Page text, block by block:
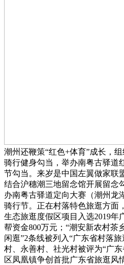
潮州还鞭策“红色+体育”成长，
骑行健身勾当，举办南粤古驿道
节勾当。来岁是中国左翼做家联
结合沪穗潮三地留念馆开展留念
办南粤古驿道定向大赛（潮州龙
骑行节。正在村落特色旅逛方面
生态旅逛度假区项目入选2019年
帮资金800万元；“潮安新农村茶
闲逛”2条线被列入“广东省村落
村、永善村、社光村被评为“广
区凤凰镇争创首批广东省旅逛风